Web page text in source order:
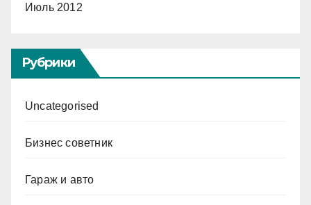
Июль 2012
Рубрики
Uncategorised
Бизнес советник
Гараж и авто